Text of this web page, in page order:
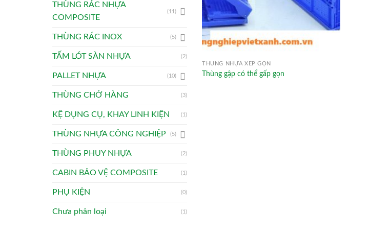
THÙNG RÁC NHỰA
COMPOSITE
(11)
THÙNG RÁC INOX (5)
TẤM LÓT SÀN NHỰA (2)
PALLET NHỰA (10)
THÙNG CHỞ HÀNG (3)
KỆ DỤNG CỤ, KHAY LINH KIỆN (1)
THÙNG NHỰA CÔNG NGHIỆP (5)
THÙNG PHUY NHỰA (2)
CABIN BẢO VỆ COMPOSITE (1)
PHỤ KIỆN (0)
Chưa phân loại (1)
THÙNG NHỰA XẾP GỌN
Thùng gập có thể gấp gọn